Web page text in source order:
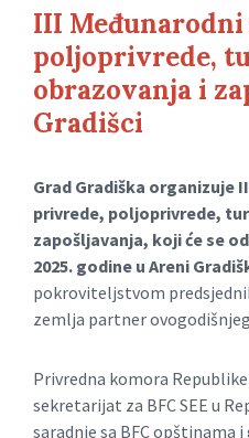
III
poljoprivrede,
obrazovanja i
Gradišci
Grad Gradiška organizuje
privrede, poljoprivrede,
zapošljavanja, koji će se
2025. godine u Areni
pokroviteljstvom
zemlja partner
Privredna komora
sekretarijat za BFC SEE u
saradnje sa BFC opštinama